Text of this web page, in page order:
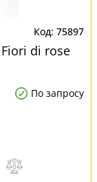
75897
di rose
По запросу